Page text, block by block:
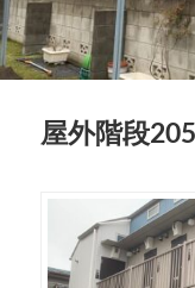
屋外階段205